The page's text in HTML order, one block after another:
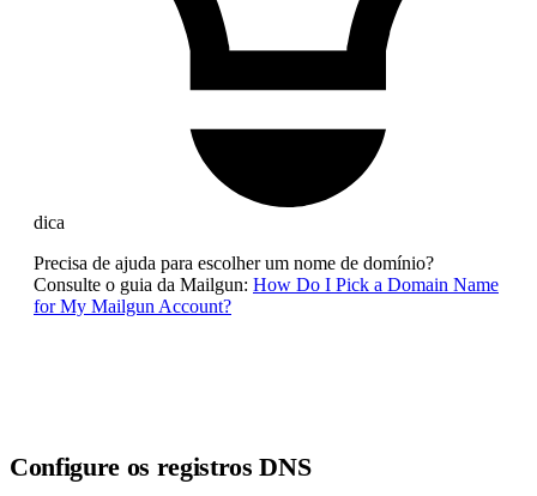
dica
Precisa de ajuda para escolher um nome de domínio?
Consulte o guia da Mailgun: How Do I Pick a Domain Name
for My Mailgun Account?
Configure os registros DNS